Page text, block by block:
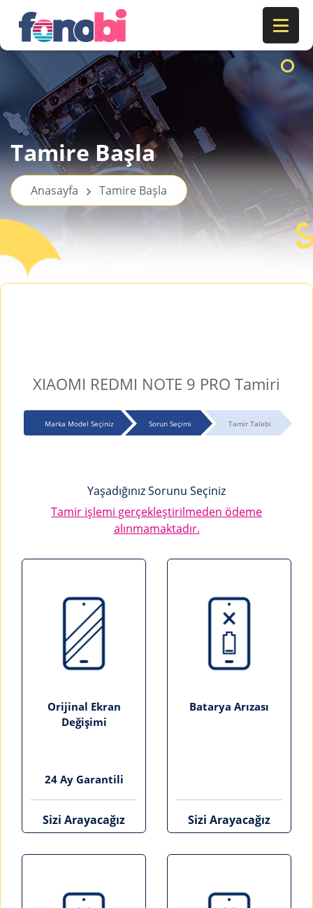
Tamire Başla
Anasayfa Tamire Başla
XIAOMI REDMI NOTE 9 PRO Tamiri
Marka Model Seçiniz Sorun Seçimi Tamir Talebi
Yaşadığınız Sorunu Seçiniz
Tamir işlemi gerçekleştirilmeden ödeme
alınmamaktadır.
Orijinal Ekran
Değişimi
24 Ay Garantili
Sizi Arayacağız
Batarya Arızası
Sizi Arayacağız